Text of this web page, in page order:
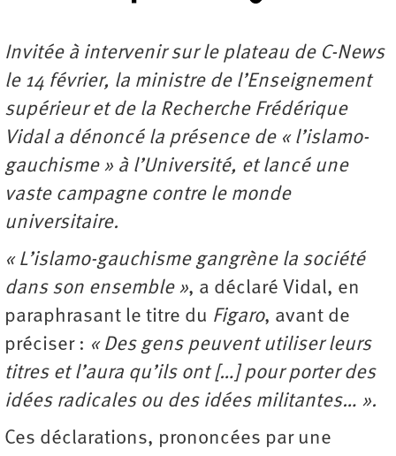
Invitée à intervenir sur le plateau de C-News
le 14 février, la ministre de l’Enseignement
supérieur et de la Recherche Frédérique
Vidal a dénoncé la présence de « l’islamo-
gauchisme » à l’Université, et lancé une
vaste campagne contre le monde
universitaire.
« L’islamo-gauchisme gangrène la société
dans son ensemble », a déclaré Vidal, en
paraphrasant le titre du Figaro, avant de
préciser : « Des gens peuvent utiliser leurs
titres et l’aura qu’ils ont […] pour porter des
idées radicales ou des idées militantes… ».
Ces déclarations, prononcées par une